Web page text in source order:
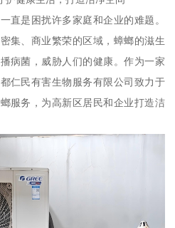
直是困扰许多家庭和企业的难题。
集、商业繁荣的区域，蟑螂的滋生
病菌，威胁人们的健康。作为一家
仁民有害生物服务有限公司致力于
服务，为高新区居民和企业打造洁